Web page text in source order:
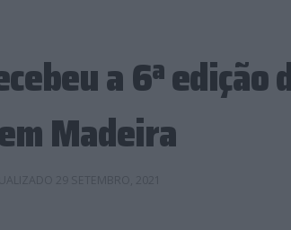
a 6ª
Madeira